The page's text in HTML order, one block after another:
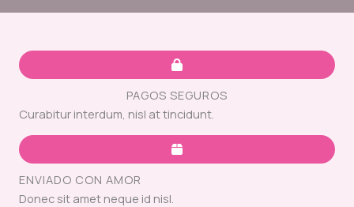
PAGOS SEGUROS
Curabitur interdum, nisl at tincidunt.
ENVIADO CON AMOR
Donec sit amet neque id nisl.